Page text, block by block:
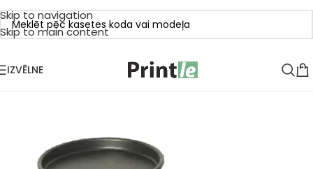
Skip to navigation
Skip to main content
IZVĒLNE